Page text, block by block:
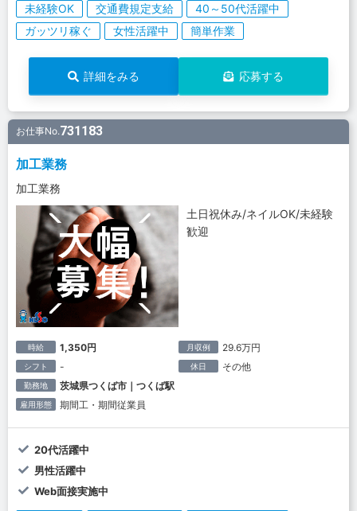
未経験OK 交通費規定支給
40～50代活躍中
ガッツリ稼ぐ
女性活躍中 簡単作業
詳細をみる 応募する
お仕事No.731183
加工業務
加工業務
土日祝休み/ネイルOK/未経験
歓迎
時給 1,350円 月収例 29.6万円
シフト - 休日 その他
勤務地 茨城県つくば市｜つくば駅
雇用形態 期間工・期間従業員
20代活躍中
男性活躍中
Web面接実施中